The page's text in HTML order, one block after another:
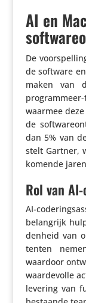
AI en
De
de software
maken van
waarmee
de
dan 5% van
stelt Gartner,
komende
Rol van
AI-
belang­rijk
den­heid van
tenten
waardoor
waar­de­volle
levering van